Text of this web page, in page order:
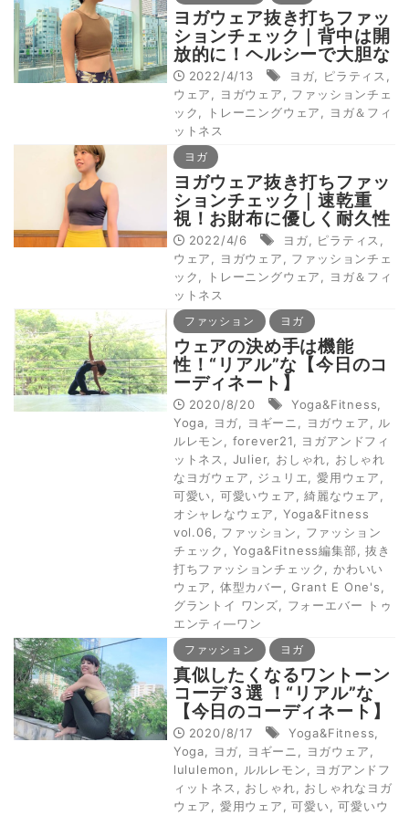
ヨガウェア抜き打ちファッ
ションチェック｜背中は開
放的に！ヘルシーで大胆な
ウェア
2022/4/13 ヨガ ピラティス
ウェア
ヨガウェア
ファッションチェ
ック
トレーニングウェア
ヨガ＆フィ
ットネス
ヨガ
ヨガウェア抜き打ちファッ
ションチェック｜速乾重
視！お財布に優しく耐久性
も抜群！
2022/4/6 ヨガ ピラティス
ウェア
ヨガウェア
ファッションチェ
ック
トレーニングウェア
ヨガ＆フィ
ットネス
ファッション ヨガ
ウェアの決め手は機能
性！“リアル”な【今日のコ
ーディネート】
2020/8/20 Yoga&Fitness
Yoga
ヨガ ヨギーニ ヨガウェア
ル
ルレモン
forever21
ヨガアンドフィ
ットネス
Julier, おしゃれ
おしゃれ
なヨガウェア
ジュリエ 愛用ウェア
可愛い
可愛いウェア ,綺麗なウェア
オシャレなウェア
Yoga&Fitness
vol.06
ファッション
ファッション
チェック
Yoga&Fitness編集部 ,抜き
打ちファッションチェック
かわいい
ウェア
体型カバー ,Grant E One's
グラントイ ワンズ
フォーエバー トゥ
エンティ―ワン
ファッション ヨガ
真似したくなるワントーン
コーデ３選 ！“リアル”な
【今日のコーディネート】
2020/8/17 Yoga&Fitness
Yoga
ヨガ ヨギーニ ヨガウェア
lululemon
ルルレモン
ヨガアンドフ
ィットネス
おしゃれ
おしゃれなヨガ
ウェア
愛用ウェア ,可愛い ,可愛いウ